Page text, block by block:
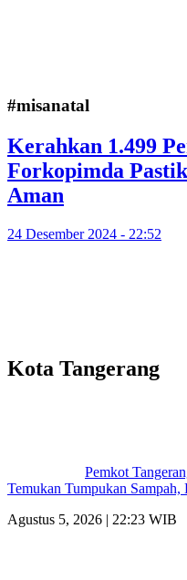
#misanatal
Kerahkan 1.499
Forkopimda
Aman
24 Desember 2024 - 22:52
Kota Tangerang
Pemkot
Temukan Tumpukan Sampah,
Agustus 5, 2026 | 22:23 WIB